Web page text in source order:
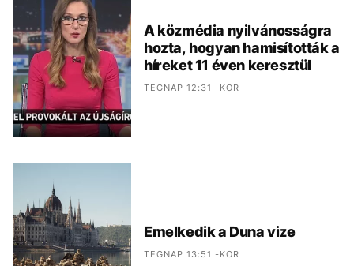
A közmédia nyilvánosságra
hozta, hogyan hamisították a
híreket 11 éven keresztül
TEGNAP 12:31 -KOR
Emelkedik a Duna vize
TEGNAP 13:51 -KOR